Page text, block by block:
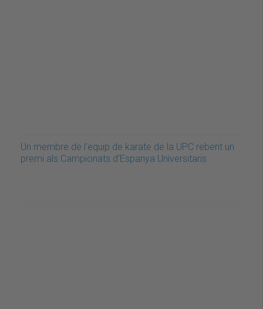
Un membre de l'equip de karate de la UPC rebent un
premi als Campionats d'Espanya Universitaris